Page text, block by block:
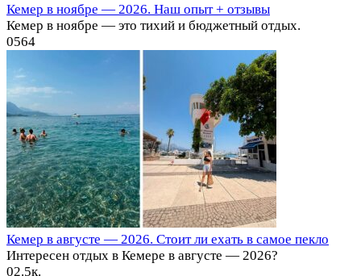
Кемер в ноябре — 2026. Наш опыт + отзывы
Кемер в ноябре — это тихий и бюджетный отдых.
0564
Кемер в августе — 2026. Стоит ли ехать в самое пекло
Интересен отдых в Кемере в августе — 2026?
02.5к.